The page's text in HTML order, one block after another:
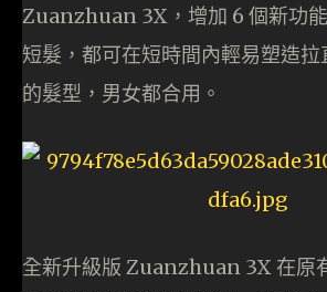
Zuanzhuan 3X，增加 6 個新功
短髮，都可在短時間內輕易塑造
的髮型，男女都合用。
全新升級版 Zuanzhuan 3X 在